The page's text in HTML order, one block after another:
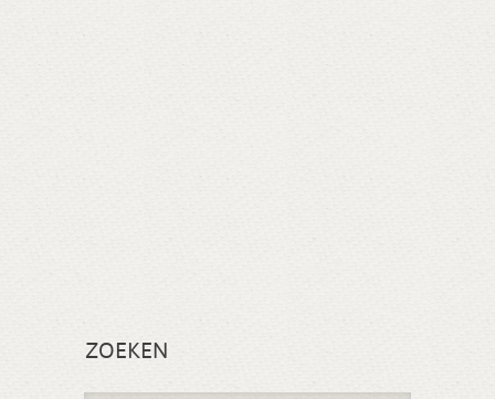
ZOEKEN